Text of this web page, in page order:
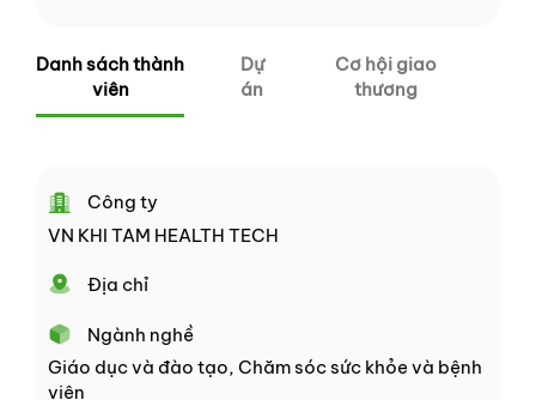
Danh sách thành
viên
Dự
án
Cơ hội giao
thương
Công ty
VN KHI TAM HEALTH TECH
Địa chỉ
Ngành nghề
Giáo dục và đào tạo, Chăm sóc sức khỏe và bệnh
viên